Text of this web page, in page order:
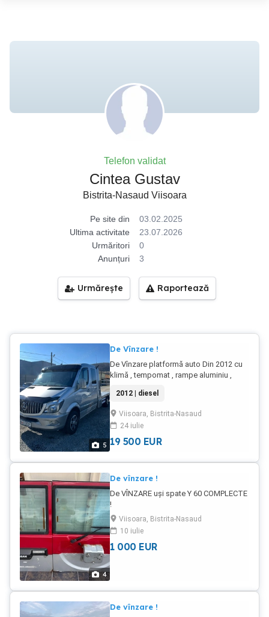
Telefon validat
Cintea Gustav
Bistrita-Nasaud Viisoara
Pe site din
03.02.2025
Ultima activitate
23.07.2026
Urmăritori
0
Anunțuri
3
Urmărește Raportează
5
De Vînzare !
De Vînzare platformă auto Din 2012 cu
klimă , tempomat , rampe aluminiu ,
2.200 cu 165 CP !
2012 | diesel
Viisoara, Bistrita-Nasaud
24 iulie
19 500 EUR
4
De vînzare !
De VÎNZARE uși spate Y 60 COMPLECTE
!
Viisoara, Bistrita-Nasaud
10 iulie
1 000 EUR
De vînzare !